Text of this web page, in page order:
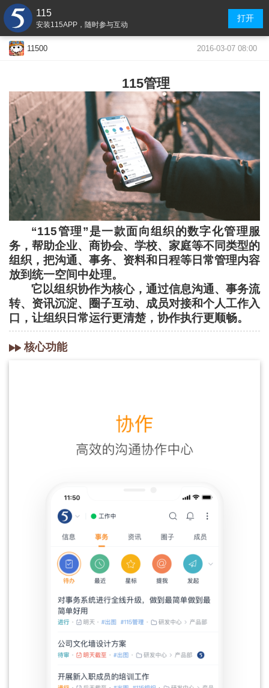
115
安装115APP，随时参与互动
打开
11500 2016-03-07 08:00
115管理
“115管理”是一款面向组织的数字化管理服
务，帮助企业、商协会、学校、家庭等不同类型的
组织，把沟通、事务、资料和日程等日常管理内容
放到统一空间中处理。
它以组织协作为核心，通过信息沟通、事务流
转、资讯沉淀、圈子互动、成员对接和个人工作入
口，让组织日常运行更清楚，协作执行更顺畅。
核心功能